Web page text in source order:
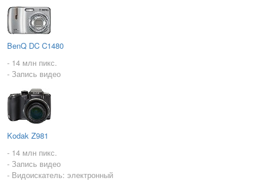
BenQ DC C1480
- 14 млн пикс.
- Запись видео
Kodak Z981
- 14 млн пикс.
- Запись видео
- Видоискатель: электронный